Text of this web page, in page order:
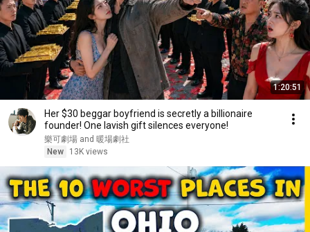
1:20:51
Her $30 beggar boyfriend is secretly a billionaire
founder! One lavish gift silences everyone!
樂可劇場 and 暖場劇社
New
13K views